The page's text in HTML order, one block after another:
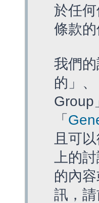
於任
條款的
我們
的」
Group
「
且可
上的
的內
訊，請